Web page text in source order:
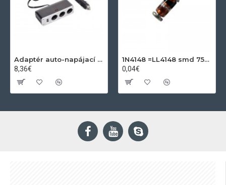
Adaptér auto-napájací 1xkon./3x zdierka- 12/24V, USB 1000mA
8,36€
1N4148 =LL4148 smd 75V,0.15A SOD80C
0,04€